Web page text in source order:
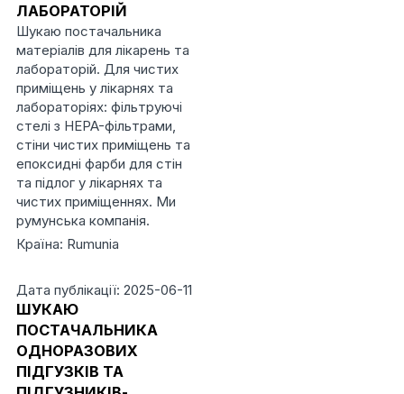
ЛАБОРАТОРІЙ
Шукаю постачальника
матеріалів для лікарень та
лабораторій. Для чистих
приміщень у лікарнях та
лабораторіях: фільтруючі
стелі з HEPA-фільтрами,
стіни чистих приміщень та
епоксидні фарби для стін
та підлог у лікарнях та
чистих приміщеннях. Ми
румунська компанія.
Країна: Rumunia
Дата публікації: 2025-06-11
ШУКАЮ
ПОСТАЧАЛЬНИКА
ОДНОРАЗОВИХ
ПІДГУЗКІВ ТА